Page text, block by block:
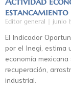
estancamiento
Editor general junio
El Indicador
por el Inegi, estima
economía
recuperación,
industrial.